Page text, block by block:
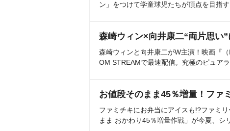
ン」をつけて学童球児たちが頂点を目指す
森崎ウィン×向井康二“両片思い”
森崎ウィンと向井康二がW主演！映画『
OM STREAMで最速配信。究極のピュアラ
お値段そのまま45％増量！ファ
ファミチキにお弁当にアイスも!?ファミ
まま おかわり45％増量作戦」が今夏、シ